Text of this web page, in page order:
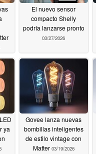
El nuevo sensor
compacto Shelly
podría lanzarse pronto
03/27/2026
ya
Govee lanza nuevas
bombillas inteligentes
de estilo vintage con
Matter 03/19/2026